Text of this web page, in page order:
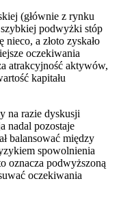
(głównie z rynku
podwyżki stóp
nieco, a złoto zyskało
oczekiwania
atrakcyjność aktywów,
kapitału
na razie dyskusji
nadal pozostaje
balansować między
spowolnienia
oznacza podwyższoną
oczekiwania